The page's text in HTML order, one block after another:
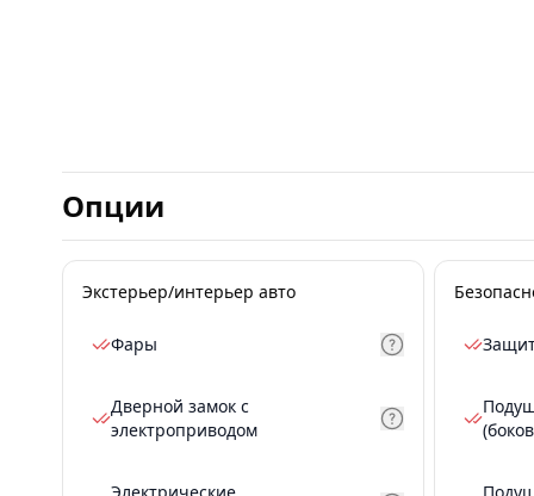
Опции
Экстерьер/интерьер авто
Фары
Дверной замок с
электроприводом